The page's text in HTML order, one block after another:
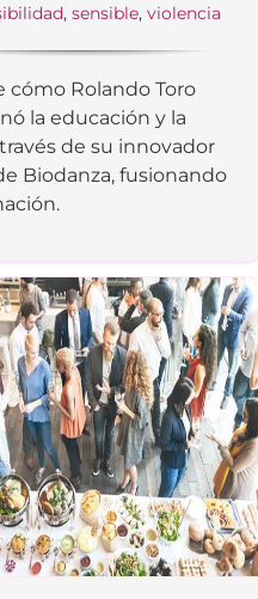
,sensible,violencia
cómo Rolando Toro
la educación y la
de su innovador
Biodanza, fusionando